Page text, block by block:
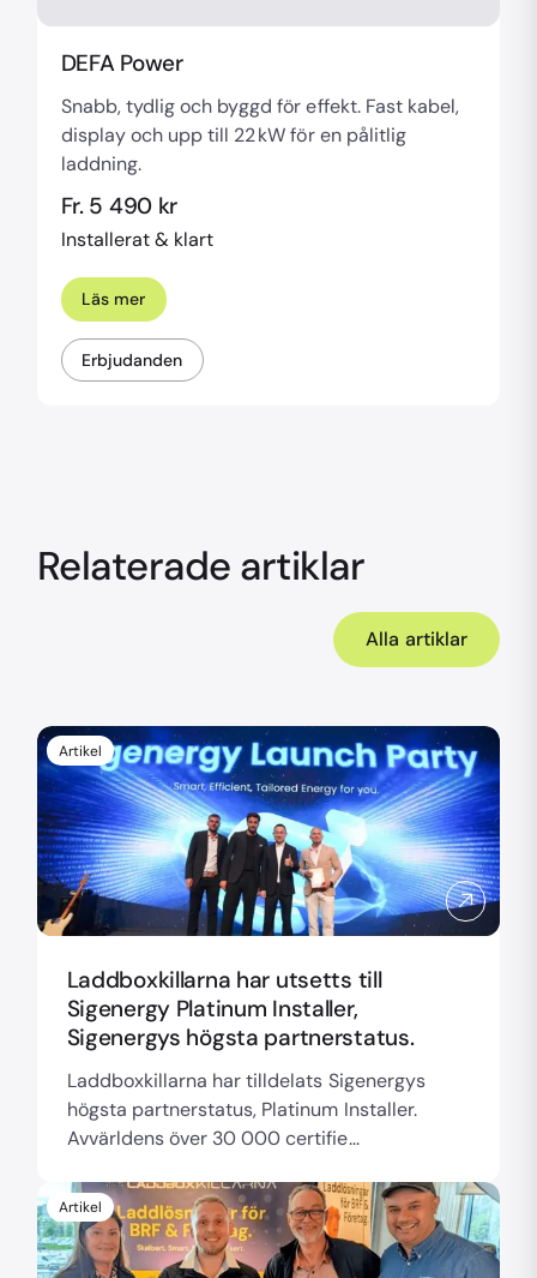
DEFA Power
Snabb, tydlig och byggd för effekt. Fast kabel,
display och upp till 22 kW för en pålitlig
laddning.
Fr. 5 490 kr
Installerat & klart
Läs mer
Erbjudanden
Relaterade artiklar
Alla artiklar
Artikel
Laddboxkillarna har utsetts till
Sigenergy Platinum Installer,
Sigenergys högsta partnerstatus.
Laddboxkillarna har tilldelats Sigenergys
högsta partnerstatus, Platinum Installer.
Avvärldens över 30 000 certifie...
Artikel